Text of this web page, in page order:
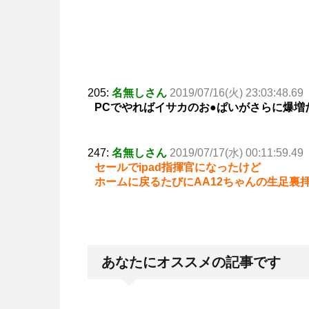
205: 名無しさん 2019/07/16(火) 23:03:48.69
PCでやればイサカのお●ぱいがさらに爆増
247: 名無しさん 2019/07/17(水) 00:11:59.49
セールでipad指揮官になったけど
ホームに戻るたびにAA12ちゃんの生足裏
あなたにオススメの記事です